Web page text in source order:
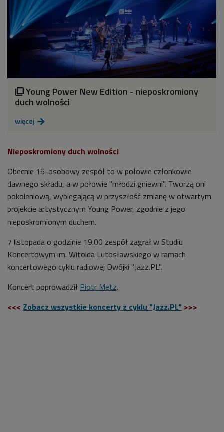
 Young Power New Edition - nieposkromiony
duch wolności
więcej 
Nieposkromiony duch wolności
Obecnie 15-osobowy zespół to w połowie członkowie
dawnego składu, a w połowie "młodzi gniewni". Tworzą oni
pokoleniową, wybiegającą w przyszłość zmianę w otwartym
projekcie artystycznym Young Power, zgodnie z jego
nieposkromionym duchem.
7 listopada o godzinie 19.00 zespół zagrał w Studiu
Koncertowym im. Witolda Lutosławskiego w ramach
koncertowego cyklu radiowej Dwójki "Jazz.PL".
Koncert poprowadził Piotr Metz.
<<< Zobacz wszystkie koncerty z cyklu "Jazz.PL" >>>